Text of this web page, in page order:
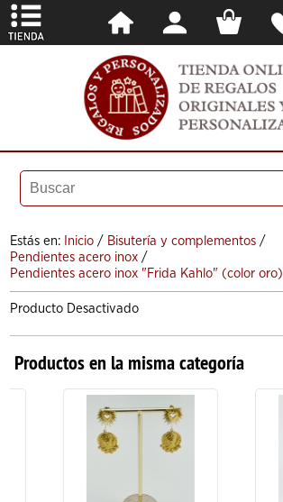
Estás en: Inicio / Bisutería y complementos /
Pendientes acero inox /
Pendientes acero inox "Frida Kahlo" (color oro)
Producto Desactivado
Productos en la misma categoría